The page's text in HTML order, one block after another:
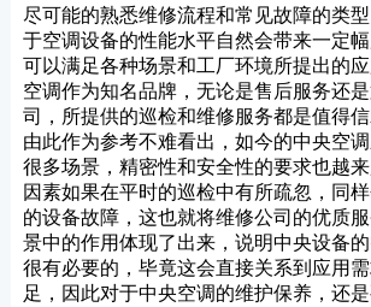
尽可能的熟悉维修流程和常见故障的类
于空调设备的性能水平自然会带来一定
可以满足各种场景和工厂环境所提出的
空调作为知名品牌，无论是售后服务还
司，所提供的巡检和维修服务都是值得信
由此作为参考不难看出，如今的中央空
很多场景，精密性和安全性的要求也越
因素如果在平时的巡检中有所疏忽，同
的设备故障，这也就将维修公司的优质
景中的作用体现了出来，说明中央设备
很有必要的，毕竟这会直接关系到应用
足，因此对于中央空调的维护保养，还